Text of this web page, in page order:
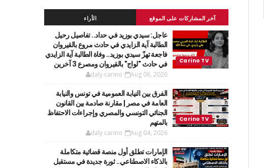
آخر المشاركات على الموقع الأراء
عاجل: سيدي بوزيد في حداد.. تفاصيل رحيل
الطالبة آية الزايدي في حادث مروع بالقيروان
فاجعة تهزّ سيدي بوزيد.. وفاة الطالبة آية الزايدي
في حادث "لواج" بالقيروان ومصرع 3 آخرين
daly carino Aug 06, 2026
الفرق بين النيابة العمومية في تونس والنيابة
العامة في مصر | مقارنة صادمة بين القانون
الجنائي التونسي والمصري وإجراءات الاحتفاظ
بالمتهم
daly carino Aug 04, 2026
الإمارات تطلق أول منصة قضائية متكاملة
بالذكاء الاصطناعي.. ثورة جديدة في مستقبل